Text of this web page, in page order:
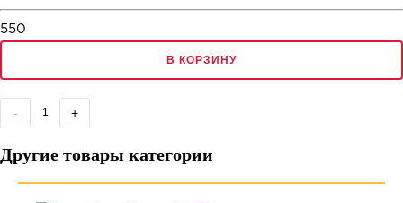
550
В КОРЗИНУ
- +
Другие товары категории